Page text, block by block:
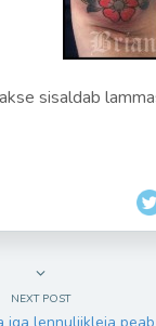
sisaldab
NEXT POST